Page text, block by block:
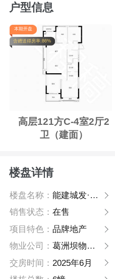
户型信息
本期开盘
含赠送得房率:86%
高层121方C-4室2厅2
卫（建面）
楼盘详情
楼盘名称：能建城发·瞰奥府
销售状态：在售
项目特色：品牌地产
物业公司：葛洲坝物业公司
交房时间： 2025年6月